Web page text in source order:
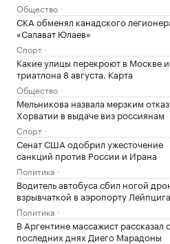
Общество
СКА обменял канадского
«Салават Юлаев»
Спорт
Какие улицы перекроют в Москве
триатлона 8 августа. Карта
Общество
Мельникова назвала мерзким отказ
Хорватии в выдаче виз россиянам
Спорт
Сенат США одобрил ужесточение
санкций против России и Ирана
Политика
Водитель автобуса сбил ногой
взрывчаткой в аэропорту Лейпцига
Политика
В Аргентине массажист рассказал
последних днях Диего Марадоны